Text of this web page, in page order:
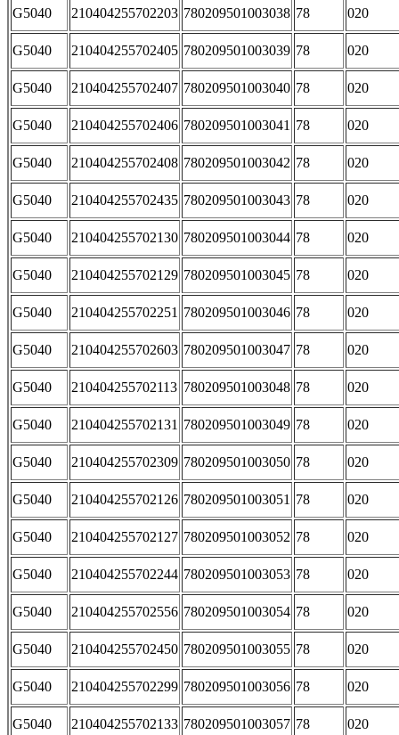
G5040 210404255702203 780209501003038 78 020
G5040 210404255702405 780209501003039 78 020
G5040 210404255702407 780209501003040 78 020
G5040 210404255702406 780209501003041 78 020
G5040 210404255702408 780209501003042 78 020
G5040 210404255702435 780209501003043 78 020
G5040 210404255702130 780209501003044 78 020
G5040 210404255702129 780209501003045 78 020
G5040 210404255702251 780209501003046 78 020
G5040 210404255702603 780209501003047 78 020
G5040 210404255702113 780209501003048 78 020
G5040 210404255702131 780209501003049 78 020
G5040 210404255702309 780209501003050 78 020
G5040 210404255702126 780209501003051 78 020
G5040 210404255702127 780209501003052 78 020
G5040 210404255702244 780209501003053 78 020
G5040 210404255702556 780209501003054 78 020
G5040 210404255702450 780209501003055 78 020
G5040 210404255702299 780209501003056 78 020
G5040 210404255702133 780209501003057 78 020